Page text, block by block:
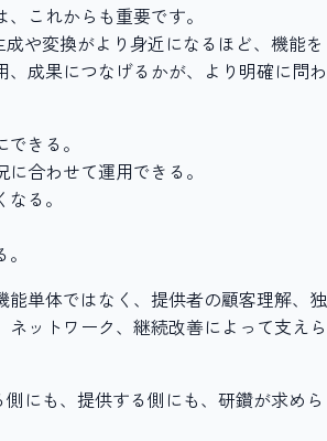
これからも重要です。
や変換がより身近になるほど、機能を
、成果につなげるかが、より明確に問わ
きる。
合わせて運用できる。
る。
能単体ではなく、提供者の顧客理解、独
ネットワーク、継続改善によって支えら
にも、提供する側にも、研鑽が求めら